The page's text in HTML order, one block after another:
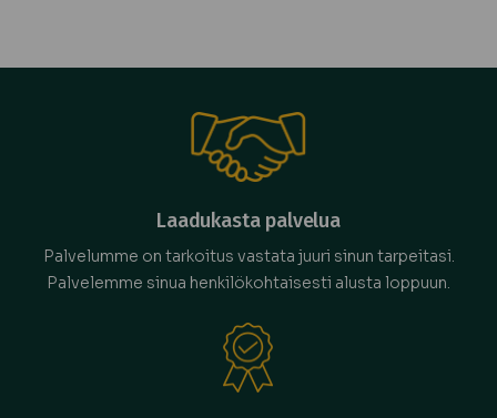
Laadukasta palvelua
Palvelumme on tarkoitus vastata juuri sinun tarpeitasi.
Palvelemme sinua henkilökohtaisesti alusta loppuun.